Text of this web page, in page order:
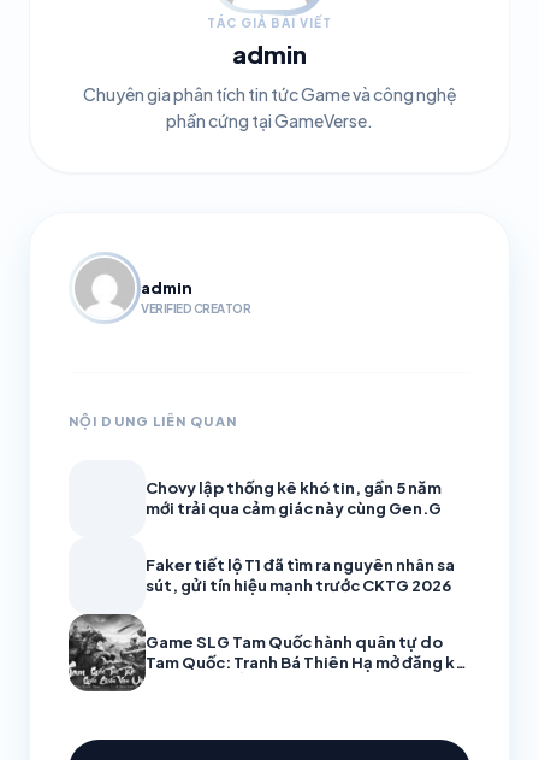
TÁC GIẢ BÀI VIẾT
admin
Chuyên gia phân tích tin tức Game và công nghệ
phần cứng tại GameVerse.
admin
VERIFIED CREATOR
NỘI DUNG LIÊN QUAN
Chovy lập thống kê khó tin, gần 5 năm
mới trải qua cảm giác này cùng Gen.G
Faker tiết lộ T1 đã tìm ra nguyên nhân sa
sút, gửi tín hiệu mạnh trước CKTG 2026
Game SLG Tam Quốc hành quân tự do
Tam Quốc: Tranh Bá Thiên Hạ mở đăng ký